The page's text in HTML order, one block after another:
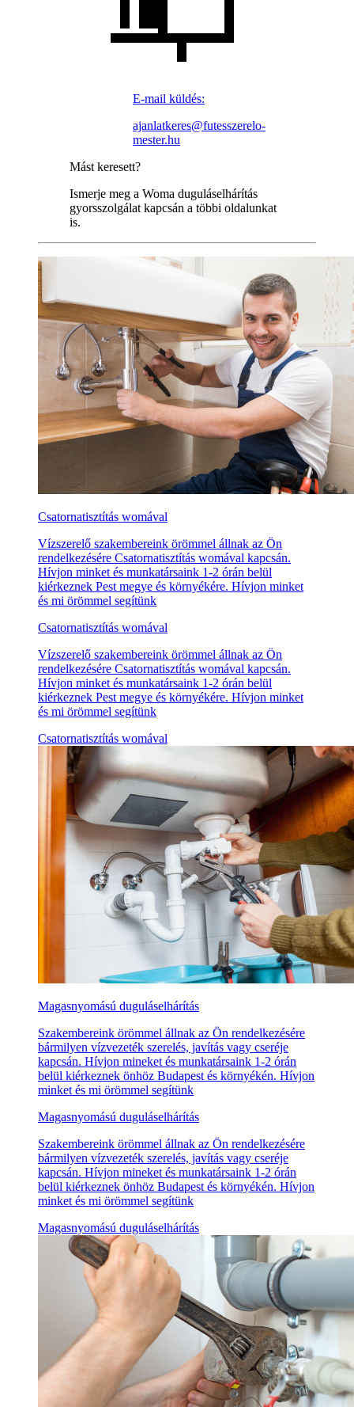
E-mail küldés:
ajanlatkeres@futesszerelo-
mester.hu
Mást keresett?
Ismerje meg a Woma duguláselhárítás
gyorsszolgálat kapcsán a többi oldalunkat
is.
Csatornatisztítás womával
Vízszerelő szakembereink örömmel állnak az Ön
rendelkezésére Csatornatisztítás womával kapcsán.
Hívjon minket és munkatársaink 1-2 órán belül
kiérkeznek Pest megye és környékére. Hívjon minket
és mi örömmel segítünk
Csatornatisztítás womával
Vízszerelő szakembereink örömmel állnak az Ön
rendelkezésére Csatornatisztítás womával kapcsán.
Hívjon minket és munkatársaink 1-2 órán belül
kiérkeznek Pest megye és környékére. Hívjon minket
és mi örömmel segítünk
Csatornatisztítás womával
Magasnyomású duguláselhárítás
Szakembereink örömmel állnak az Ön rendelkezésére
bármilyen vízvezeték szerelés, javítás vagy cseréje
kapcsán. Hívjon mineket és munkatársaink 1-2 órán
belül kiérkeznek önhöz Budapest és környékén. Hívjon
minket és mi örömmel segítünk
Magasnyomású duguláselhárítás
Szakembereink örömmel állnak az Ön rendelkezésére
bármilyen vízvezeték szerelés, javítás vagy cseréje
kapcsán. Hívjon mineket és munkatársaink 1-2 órán
belül kiérkeznek önhöz Budapest és környékén. Hívjon
minket és mi örömmel segítünk
Magasnyomású duguláselhárítás